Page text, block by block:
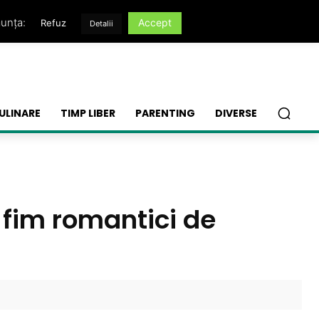
TIMP LIBER PARENTING DIVERSE
romantici de
Refuz Detalii Accept